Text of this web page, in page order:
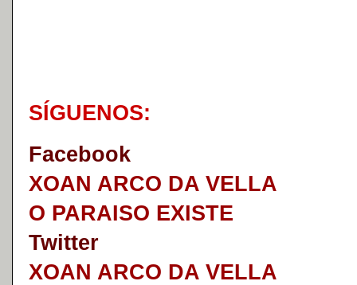
SÍGUENOS:
Facebook
XOAN ARCO DA VELLA
O PARAISO EXISTE
Twitter
XOAN ARCO DA VELLA